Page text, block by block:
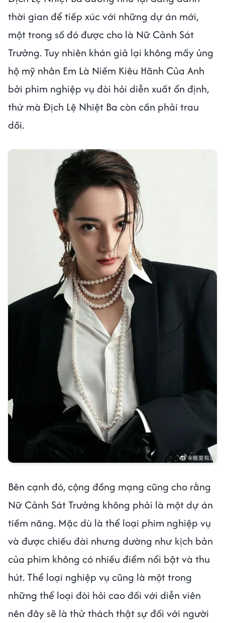
thời gian để tiếp xúc với những dự án mới,
một trong số đó được cho là Nữ Cảnh Sát
Trưởng. Tuy nhiên khán giả lại không mấy ủng
hộ mỹ nhân Em Là Niềm Kiêu Hãnh Của Anh
bởi phim nghiệp vụ đòi hỏi diễn xuất ổn định,
thứ mà Địch Lệ Nhiệt Ba còn cần phải trau
dồi.
Bên cạnh đó, cộng đồng mạng cũng cho rằng
Nữ Cảnh Sát Trưởng không phải là một dự án
tiềm năng. Mặc dù là thể loại phim nghiệp vụ
và được chiếu đài nhưng dường như kịch bản
của phim không có nhiều điểm nổi bật và thu
hút. Thể loại nghiệp vụ cũng là một trong
những thể loại đòi hỏi cao đối với diễn viên
nên đây sẽ là thử thách thật sự đối với người